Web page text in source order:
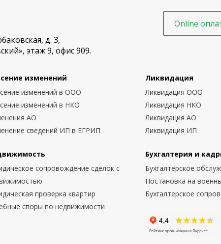
д. 3,
этаж 9, офис 909.
Online
изменений
изменений в ООО
изменений в НКО
АО
сведений ИП в ЕГРИП
Ликвидация
Ликвидация ООО
Ликвидация НКО
Ликвидация АО
Ликвидация ИП
сопровождение сделок с
проверка квартир
споры по недвижимости
Бухгалтерия и
Бухгалтерское
Постановка на
Бухгалтерское